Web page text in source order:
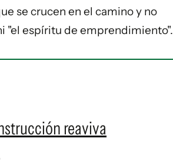
se crucen en el camino y no
"el espíritu de emprendimiento".
reaviva